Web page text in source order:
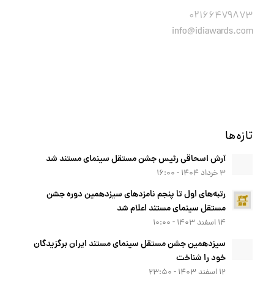
۰۲۱۶۶۴۷۹۸۷۳
info@idiawards.com
تازه‌ها
آرش اسحاقی رئیس جشن مستقل سینمای مستند شد
۳ خرداد ۱۴۰۴ - ۱۶:۰۰
رتبه‌های اول تا پنجم نامزدهای سیزدهمین دوره جشن
مستقل سینمای مستند اعلام شد
۱۴ اسفند ۱۴۰۳ - ۱۰:۰۰
سیزدهمین جشن مستقل سینمای مستند ایران برگزیدگان
خود را شناخت
۱۲ اسفند ۱۴۰۳ - ۲۳:۵۰